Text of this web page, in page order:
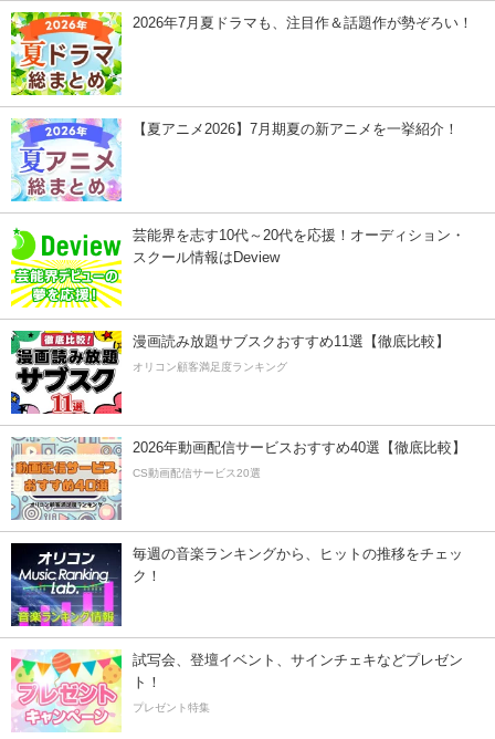
2026年7月夏ドラマも、注目作＆話題作が勢ぞろい！
【夏アニメ2026】7月期夏の新アニメを一挙紹介！
芸能界を志す10代～20代を応援！オーディション・
スクール情報はDeview
漫画読み放題サブスクおすすめ11選【徹底比較】
オリコン顧客満足度ランキング
2026年動画配信サービスおすすめ40選【徹底比較】
CS動画配信サービス20選
毎週の音楽ランキングから、ヒットの推移をチェッ
ク！
試写会、登壇イベント、サインチェキなどプレゼン
ト！
プレゼント特集